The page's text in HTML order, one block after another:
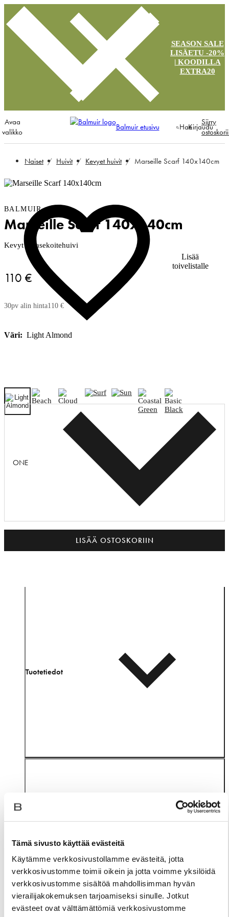
Tämä sivusto käyttää evästeitä
Käytämme verkkosivustollamme evästeitä, jotta
verkkosivustomme toimii oikein ja jotta voimme yksilöidä
verkkosivustomme sisältöä mahdollisimman hyvän
vierailijakokemuksen tarjoamiseksi sinulle. Jotkut
evästeet ovat välttämättömiä verkkosivustomme
SEASON SALE
LISÄETU -20%
| KOODILLA
EXTRA20
Avaa
valikko
Balmuir etusivu HaeKirjaudu
Siirry
Naiset Huivit Kevyet huivit Marseille Scarf 140x140cm
Lisää
toivelistalle
BALMUIR
Marseille Scarf 140x140cm
Kevyt villasekoitehuivi
110 €
30pv alin hinta110 €
Väri: Light Almond
ONE
LISÄÄ OSTOSKORIIN
Tuotetiedot
Materiaali